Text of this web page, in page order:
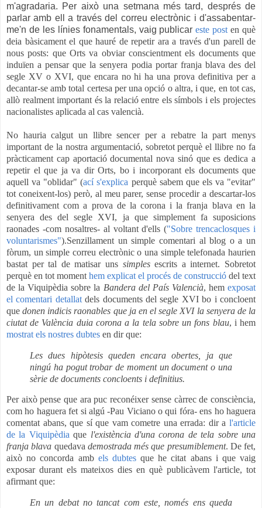
m'agradaria. Per això una setmana més tard, després de
parlar amb ell a través del correu electrònic i d'assabentar-
me'n de les línies fonamentals, vaig publicareste post en què
deia bàsicament el que hauré de repetir ara a través d'un parell de
nous posts: que Orts va obviar conscientment els documents que
induïen a pensar que la senyera podia portar franja blava des del
segle XV o XVI, que encara no hi ha una prova definitiva per a
decantar-se amb total certesa per una opció o altra, i que, en tot cas,
allò realment important és la relació entre els símbols i els projectes
nacionalistes aplicada al cas valencià.
No hauria calgut un llibre sencer per a rebatre la part menys
important de la nostra argumentació, sobretot perquè el llibre no fa
pràcticament cap aportació documental nova sinó que es dedica a
repetir el que ja va dir Orts, bo i incorporant els documents que
aquell va "oblidar" (ací s'explica perquè sabem que els va "evitar"
tot coneixent-los) però, al meu parer, sense procedir a descartar-los
definitivament com a prova de la corona i la franja blava en la
senyera des del segle XVI, ja que simplement fa suposicions
raonades -com nosaltres- al voltant d'ells ("Sobre trencaclosques i
voluntarismes").Senzillament un simple comentari al blog o a un
fòrum, un simple correu electrònic o una simple telefonada haurien
bastat per tal de matisar uns simplesescrits a internet. Sobretot
perquè en tot moment hem explicat el procés de construcció del text
de la Viquipèdia sobre la Bandera del País Valencià, hemexposat
el comentari detallatdels documents del segle XVI bo i concloent
quedonen indicis raonables que ja en el segle XVI la senyera de la
ciutat de València duia corona a la tela sobre un fons blau, i hem
mostrat els nostres dubtes en dir que:
Les dues hipòtesis queden encara obertes, ja que
ningú ha pogut trobar de moment un document o una
sèrie de documents concloents i definitius.
Per això pense que ara puc reconéixer sense càrrec de consciència,
com ho haguera fet si algú -Pau Viciano o qui fóra- ens ho haguera
comentat abans, que sí que vam cometre una errada: dir a l'article
de la Viquipèdiaque l'existència d'una corona de tela sobre una
franja blava quedava demostrada més que presumiblement. De fet,
això no concorda amb els dubtesque he citat abans i que vaig
exposar durant els mateixos dies en què publicàvem l'article, tot
afirmant que:
En un debat no tancat com este, només ens queda